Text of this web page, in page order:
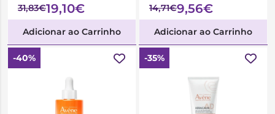
31,83€19,10€
Adicionar ao Carrinho
14,71€9,56€
Adicionar ao Carrinho
-40% -35%